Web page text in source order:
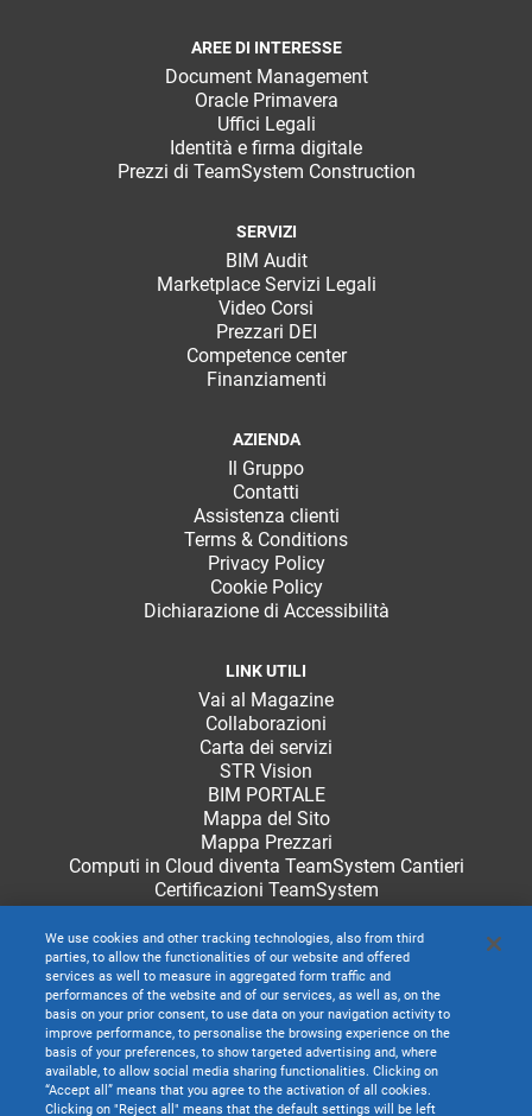
AREE DI INTERESSE
Document Management
Oracle Primavera
Uffici Legali
Identità e firma digitale
Prezzi di TeamSystem Construction
SERVIZI
BIM Audit
Marketplace Servizi Legali
Video Corsi
Prezzari DEI
Competence center
Finanziamenti
AZIENDA
Il Gruppo
Contatti
Assistenza clienti
Terms & Conditions
Privacy Policy
Cookie Policy
Dichiarazione di Accessibilità
LINK UTILI
Vai al Magazine
Collaborazioni
Carta dei servizi
STR Vision
BIM PORTALE
Mappa del Sito
Mappa Prezzari
Computi in Cloud diventa TeamSystem Cantieri
Certificazioni TeamSystem
We use cookies and other tracking technologies, also from third
parties, to allow the functionalities of our website and offered
services as well to measure in aggregated form traffic and
performances of the website and of our services, as well as, on the
basis on your prior consent, to use data on your navigation activity to
improve performance, to personalise the browsing experience on the
basis of your preferences, to show targeted advertising and, where
available, to allow social media sharing functionalities. Clicking on
“Accept all” means that you agree to the activation of all cookies.
Clicking on "Reject all" means that the default settings will be left